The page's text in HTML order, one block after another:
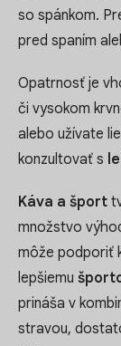
so spánkom.
pred spaním
Opatrnosť je
či vysokom
alebo užívate
konzultovať s
Káva a šport
množstvo
môže podporiť
lepšiemu
prináša v
stravou,